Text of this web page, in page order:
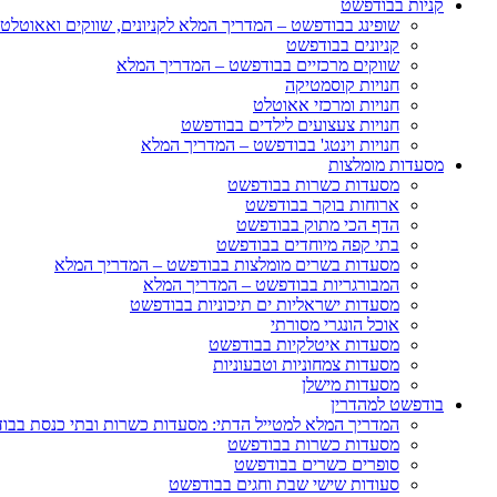
קניות בבודפשט
שופינג בבודפשט – המדריך המלא לקניונים, שווקים
קניונים בבודפשט
שווקים מרכזיים בבודפשט – המדריך המלא
חנויות קוסמטיקה
חנויות ומרכזי אאוטלט
חנויות צעצועים לילדים בבודפשט
חנויות וינטג' בבודפשט – המדריך המלא
מסעדות מומלצות
מסעדות כשרות בבודפשט
ארוחות בוקר בבודפשט
הדף הכי מתוק בבודפשט
בתי קפה מיוחדים בבודפשט
מסעדות בשרים מומלצות בבודפשט – המדריך המלא
המבורגריות בבודפשט – המדריך המלא
מסעדות ישראליות ים תיכוניות בבודפשט
אוכל הונגרי מסורתי
מסעדות איטלקיות בבודפשט
מסעדות צמחוניות וטבעוניות
מסעדות מישלן
בודפשט למהדרין
המדריך המלא למטייל הדתי: מסעדות כשרות ובתי כנסת
מסעדות כשרות בבודפשט
סופרים כשרים בבודפשט
סעודות שישי שבת וחגים בבודפשט